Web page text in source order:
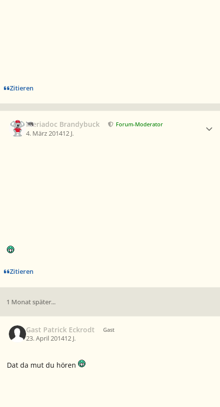
Zitieren
Meriadoc Brandybuck Forum-Moderator
4. März 201412 J.
Zitieren
1 Monat später...
Gast Patrick Eckrodt Gast
23. April 201412 J.
Dat da mut du hören